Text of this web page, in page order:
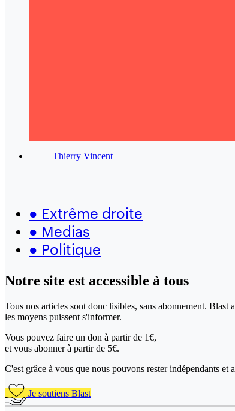
Thierry Vincent
● Extrême droite
● Medias
● Politique
Notre site est accessible à tous
Tous nos articles sont donc lisibles, sans abonnement.
les moyens puissent s'informer.
Vous pouvez faire un don à partir de 1€,
et vous abonner à partir de 5€.
C'est grâce à vous que nous pouvons rester indépendants et
Je soutiens Blast